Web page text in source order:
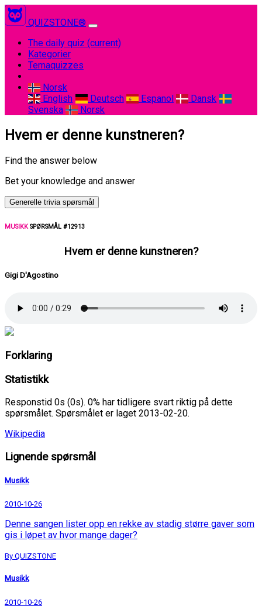
QUIZSTONE®
The daily quiz (current)
Kategorier
Temaquizzes
Norsk
English
Deutsch Espanol
Dansk
Svenska
Norsk
Hvem er denne kunstneren?
Find the answer below
Bet your knowledge and answer
Generelle trivia spørsmål
MUSIKKSPØRSMÅL #12913
Hvem er denne kunstneren?
Gigi D'Agostino
Forklaring
Statistikk
Responstid 0s (0s). 0% har tidligere svart riktig på dette
spørsmålet. Spørsmålet er laget 2013-02-20.
Wikipedia
Lignende spørsmål
Musikk
2010-10-26
Denne sangen lister opp en rekke av stadig større gaver som
gis i løpet av hvor mange dager?
By QUIZSTONE
Musikk
2010-10-26